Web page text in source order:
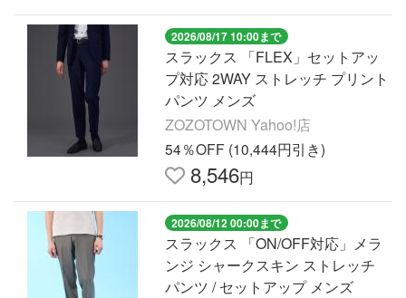
2026/08/17 10:00まで
スラックス 「FLEX」セットアッ
プ対応 2WAY ストレッチ プリント
パンツ メンズ
ZOZOTOWN Yahoo!店
54％OFF (10,444円引き)
8,546円
2026/08/12 00:00まで
スラックス 「ON/OFF対応」メラ
ンジ シャークスキン ストレッチ
パンツ / セットアップ メンズ